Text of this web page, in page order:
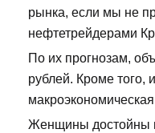
рынка, если мы не
нефтетрейдерами
По их прогнозам,
рублей. Кроме того,
Женщины достойны